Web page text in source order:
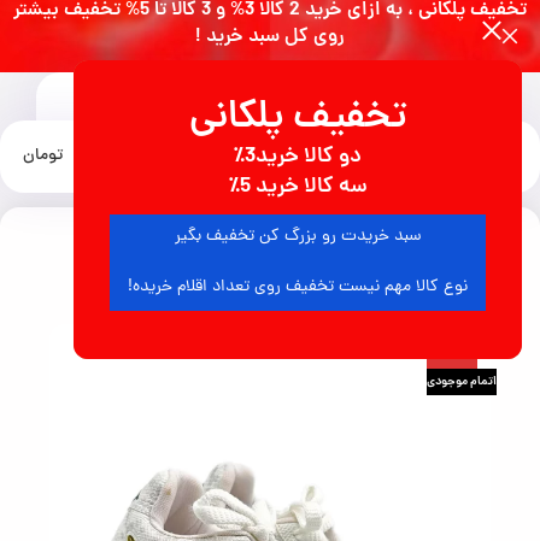
تخفیف پلکانی
دو کالا خرید3٪
سه کالا خرید 5٪
سبد خریدت رو بزرگ کن تخفیف بگیر
نوع کالا مهم نیست تخفیف روی تعداد اقلام خریده!
تومان
کفش زنانه
-50%
اتمام موجودی
تخفیف پلکانی ، به ازای خرید 2 کالا 3% و 3 کالا تا 5% تخفیف بیشتر
روی کل سبد خرید !